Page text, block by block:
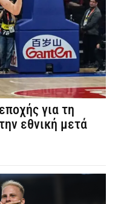
για τη
εθνική μετά